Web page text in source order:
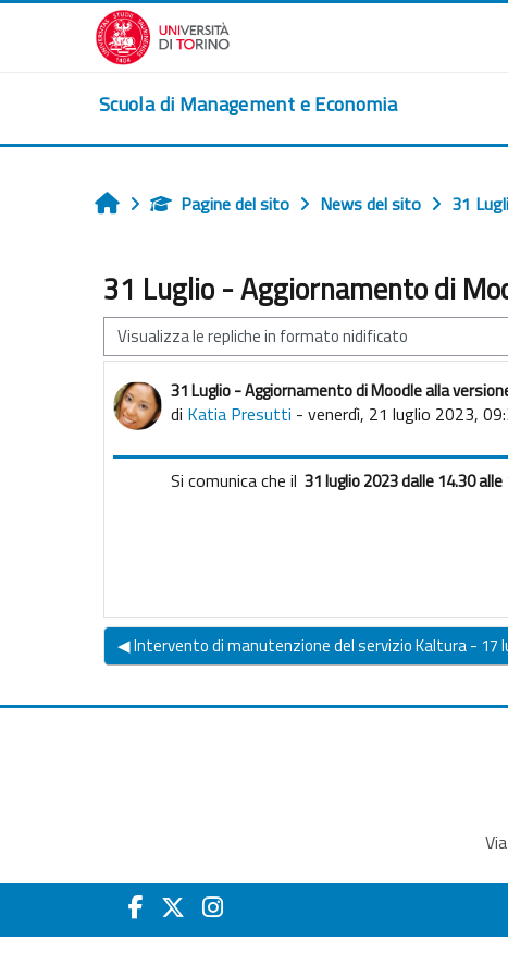
Vai al contenuto principale
Scuola di Management e Economia
HomePagine del sito News del sito 31
31 Luglio - Aggiornamento di
Modalità visualizzazione
31 Luglio - Aggiornamento di Moodle alla
di Katia Presutti - venerdì, 21 luglio 2023,
Numero di risposte: 0
Si comunica che il 31 luglio 2023 dalle 14.30
◀︎ Intervento di manutenzione del servizio Kaltura - 17